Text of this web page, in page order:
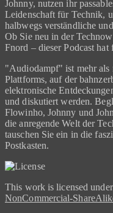
Johnny, nutzen ihr
Leidenschaft für Technik,
halbwegs verständliche
Ob Sie neu in der
Fnord – dieser Podcast
"Audiodampf" ist mehr als
Plattforms, auf der
elektronische
und diskutiert werden.
Flowinho, Johnny und
die anregende Welt der
tauschen Sie ein in die
Postkasten.
This work is licensed
NonCommercial-